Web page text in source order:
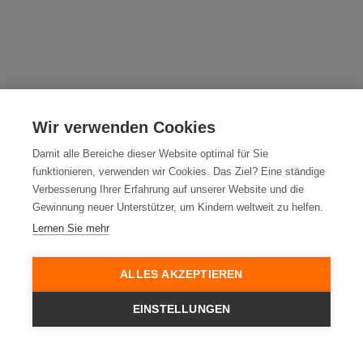
Wir verwenden Cookies
Damit alle Bereiche dieser Website optimal für Sie
funktionieren, verwenden wir Cookies. Das Ziel? Eine ständige
Verbesserung Ihrer Erfahrung auf unserer Website und die
Gewinnung neuer Unterstützer, um Kindern weltweit zu helfen.
Lernen Sie mehr
ALLES AKZEPTIEREN
EINSTELLUNGEN